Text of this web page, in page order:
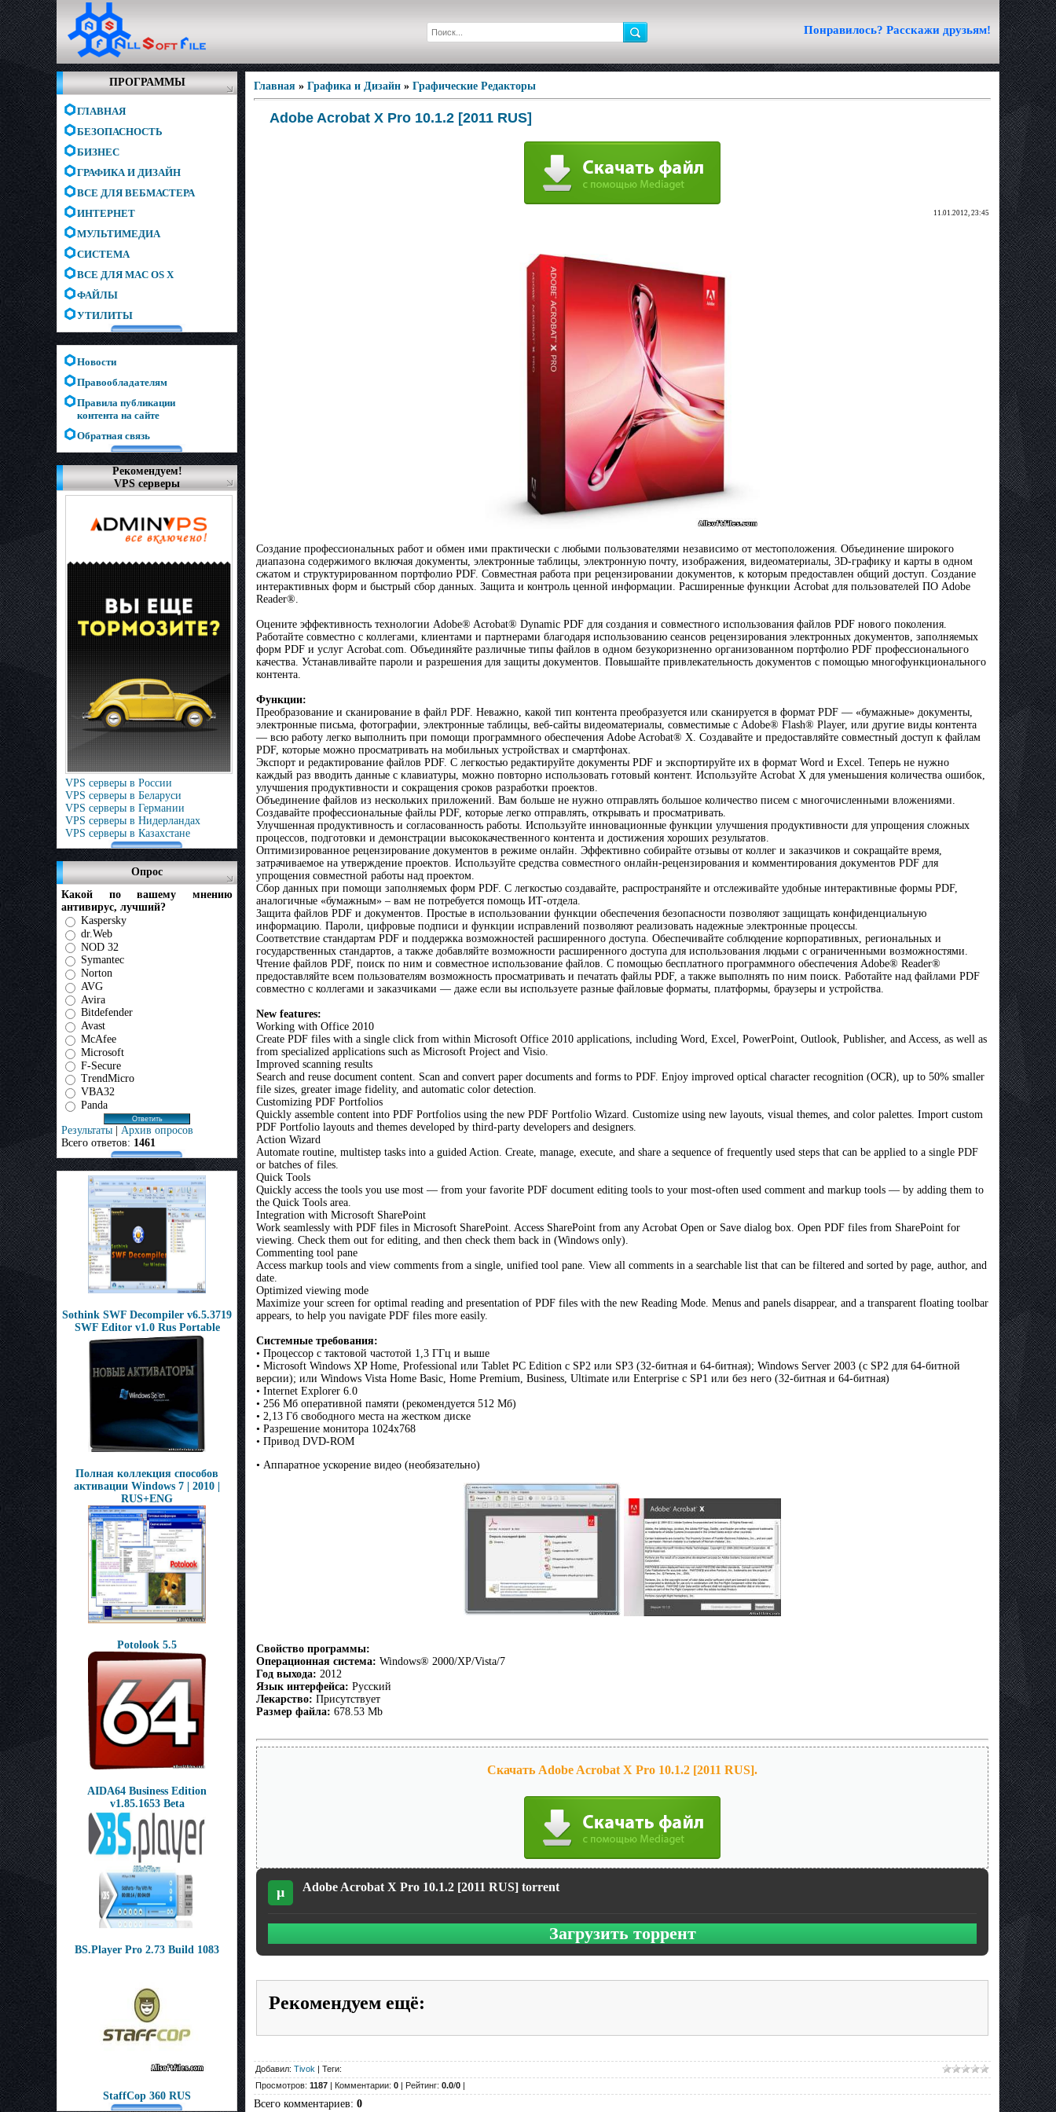
Понравилось? Расскажи друзьям!
ПРОГРАММЫ
ГЛАВНАЯ
БЕЗОПАСНОСТЬ
БИЗНЕС
ГРАФИКА И ДИЗАЙН
ВСЕ ДЛЯ ВЕБМАСТЕРА
ИНТЕРНЕТ
МУЛЬТИМЕДИА
СИСТЕМА
ВСЕ ДЛЯ MAC OS X
ФАЙЛЫ
УТИЛИТЫ
Новости
Правообладателям
Правила публикации
контента на сайте
Обратная связь
Рекомендуем!
VPS серверы
VPS серверы в России
VPS серверы в Беларуси
VPS серверы в Германии
VPS серверы в Нидерландах
VPS серверы в Казахстане
Опрос
Какой по вашему мнению
антивирус, лучший?
Kaspersky
dr.Web
NOD 32
Symantec
Norton
AVG
Avira
Bitdefender
Avast
McAfee
Microsoft
F-Secure
TrendMicro
VBA32
Panda
Результаты | Архив опросов
Всего ответов: 1461
Sothink SWF Decompiler v6.5.3719
SWF Editor v1.0 Rus Portable
Полная коллекция способов
активации Windows 7 | 2010 |
RUS+ENG
Potolook 5.5
AIDA64 Business Edition
v1.85.1653 Beta
BS.Player Pro 2.73 Build 1083
StaffCop 360 RUS
Главная » Графика и Дизайн » Графические Редакторы
Adobe Acrobat X Pro 10.1.2 [2011 RUS]
11.01.2012, 23:45
Создание профессиональных работ и обмен ими практически с любыми пользователями независимо от местоположения. Объединение широкого
диапазона содержимого включая документы, электронные таблицы, электронную почту, изображения, видеоматериалы, 3D-графику и карты в одном
сжатом и структурированном портфолио PDF. Совместная работа при рецензировании документов, к которым предоставлен общий доступ. Создание
интерактивных форм и быстрый сбор данных. Защита и контроль ценной информации. Расширенные функции Acrobat для пользователей ПО Adobe
Reader®.
Оцените эффективность технологии Adobe® Acrobat® Dynamic PDF для создания и совместного использования файлов PDF нового поколения.
Работайте совместно с коллегами, клиентами и партнерами благодаря использованию сеансов рецензирования электронных документов, заполняемых
форм PDF и услуг Acrobat.com. Объединяйте различные типы файлов в одном безукоризненно организованном портфолио PDF профессионального
качества. Устанавливайте пароли и разрешения для защиты документов. Повышайте привлекательность документов с помощью многофункционального
контента.
Функции:
Преобразование и сканирование в файл PDF. Неважно, какой тип контента преобразуется или сканируется в формат PDF — «бумажные» документы,
электронные письма, фотографии, электронные таблицы, веб-сайты видеоматериалы, совместимые с Adobe® Flash® Player, или другие виды контента
— всю работу легко выполнить при помощи программного обеспечения Adobe Acrobat® X. Создавайте и предоставляйте совместный доступ к файлам
PDF, которые можно просматривать на мобильных устройствах и смартфонах.
Экспорт и редактирование файлов PDF. С легкостью редактируйте документы PDF и экспортируйте их в формат Word и Excel. Теперь не нужно
каждый раз вводить данные с клавиатуры, можно повторно использовать готовый контент. Используйте Acrobat X для уменьшения количества ошибок,
улучшения продуктивности и сокращения сроков разработки проектов.
Объединение файлов из нескольких приложений. Вам больше не нужно отправлять большое количество писем с многочисленными вложениями.
Создавайте профессиональные файлы PDF, которые легко отправлять, открывать и просматривать.
Улучшенная продуктивность и согласованность работы. Используйте инновационные функции улучшения продуктивности для упрощения сложных
процессов, подготовки и демонстрации высококачественного контента и достижения хороших результатов.
Оптимизированное рецензирование документов в режиме онлайн. Эффективно собирайте отзывы от коллег и заказчиков и сокращайте время,
затрачиваемое на утверждение проектов. Используйте средства совместного онлайн-рецензирования и комментирования документов PDF для
упрощения совместной работы над проектом.
Сбор данных при помощи заполняемых форм PDF. С легкостью создавайте, распространяйте и отслеживайте удобные интерактивные формы PDF,
аналогичные «бумажным» – вам не потребуется помощь ИТ-отдела.
Защита файлов PDF и документов. Простые в использовании функции обеспечения безопасности позволяют защищать конфиденциальную
информацию. Пароли, цифровые подписи и функции исправлений позволяют реализовать надежные электронные процессы.
Соответствие стандартам PDF и поддержка возможностей расширенного доступа. Обеспечивайте соблюдение корпоративных, региональных и
государственных стандартов, а также добавляйте возможности расширенного доступа для использования людьми с ограниченными возможностями.
Чтение файлов PDF, поиск по ним и совместное использование файлов. С помощью бесплатного программного обеспечения Adobe® Reader®
предоставляйте всем пользователям возможность просматривать и печатать файлы PDF, а также выполнять по ним поиск. Работайте над файлами PDF
совместно с коллегами и заказчиками — даже если вы используете разные файловые форматы, платформы, браузеры и устройства.
New features:
Working with Office 2010
Create PDF files with a single click from within Microsoft Office 2010 applications, including Word, Excel, PowerPoint, Outlook, Publisher, and Access, as well as
from specialized applications such as Microsoft Project and Visio.
Improved scanning results
Search and reuse document content. Scan and convert paper documents and forms to PDF. Enjoy improved optical character recognition (OCR), up to 50% smaller
file sizes, greater image fidelity, and automatic color detection.
Customizing PDF Portfolios
Quickly assemble content into PDF Portfolios using the new PDF Portfolio Wizard. Customize using new layouts, visual themes, and color palettes. Import custom
PDF Portfolio layouts and themes developed by third-party developers and designers.
Action Wizard
Automate routine, multistep tasks into a guided Action. Create, manage, execute, and share a sequence of frequently used steps that can be applied to a single PDF
or batches of files.
Quick Tools
Quickly access the tools you use most — from your favorite PDF document editing tools to your most-often used comment and markup tools — by adding them to
the Quick Tools area.
Integration with Microsoft SharePoint
Work seamlessly with PDF files in Microsoft SharePoint. Access SharePoint from any Acrobat Open or Save dialog box. Open PDF files from SharePoint for
viewing. Check them out for editing, and then check them back in (Windows only).
Commenting tool pane
Access markup tools and view comments from a single, unified tool pane. View all comments in a searchable list that can be filtered and sorted by page, author, and
date.
Optimized viewing mode
Maximize your screen for optimal reading and presentation of PDF files with the new Reading Mode. Menus and panels disappear, and a transparent floating toolbar
appears, to help you navigate PDF files more easily.
Системные требования:
• Процессор с тактовой частотой 1,3 ГГц и выше
• Microsoft Windows XP Home, Professional или Tablet PC Edition с SP2 или SP3 (32-битная и 64-битная); Windows Server 2003 (с SP2 для 64-битной
версии); или Windows Vista Home Basic, Home Premium, Business, Ultimate или Enterprise с SP1 или без него (32-битная и 64-битная)
• Internet Explorer 6.0
• 256 Мб оперативной памяти (рекомендуется 512 Мб)
• 2,13 Гб свободного места на жестком диске
• Разрешение монитора 1024x768
• Привод DVD-ROM
• Аппаратное ускорение видео (необязательно)
Свойство программы:
Операционная система: Windows® 2000/XP/Vista/7
Год выхода: 2012
Язык интерфейса: Русский
Лекарство: Присутствует
Размер файла: 678.53 Mb
Скачать Adobe Acrobat X Pro 10.1.2 [2011 RUS].
µ Adobe Acrobat X Pro 10.1.2 [2011 RUS] torrent
Загрузить торрент
Рекомендуем ещё:
Добавил: Tivok | Теги:
Просмотров: 1187 | Комментарии: 0 | Рейтинг: 0.0/0 |
Всего комментариев: 0